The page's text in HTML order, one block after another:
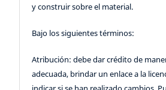
y construir sobre el material.
Bajo los siguientes términos:
Atribución: debe dar crédito de
adecuada, brindar un enlace a la